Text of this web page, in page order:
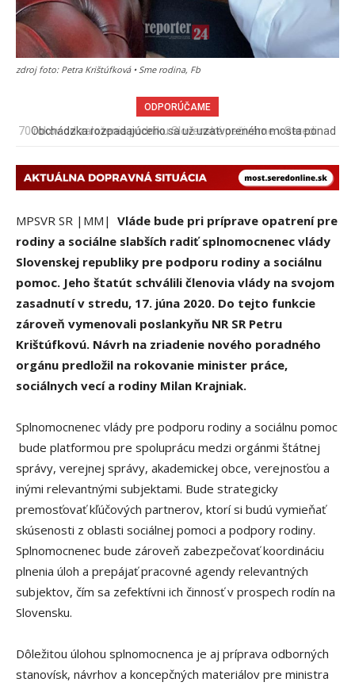
zdroj foto: Petra Krištúfková • Sme rodina, Fb
ODPORÚČAME
Obchádzka rozpadajúceho sa už uzatvoreného mosta ponad
MPSVR SR |MM| Vláde bude pri príprave opatrení pre
rodiny a sociálne slabších radiť splnomocnenec vlády
Slovenskej republiky pre podporu rodiny a sociálnu
pomoc. Jeho štatút schválili členovia vlády na svojom
zasadnutí v stredu, 17. júna 2020. Do tejto funkcie
zároveň vymenovali poslankyňu NR SR Petru
Krištúfkovú. Návrh na zriadenie nového poradného
orgánu predložil na rokovanie minister práce,
sociálnych vecí a rodiny Milan Krajniak.
Splnomocnenec vlády pre podporu rodiny a sociálnu pomoc
bude platformou pre spoluprácu medzi orgánmi štátnej
správy, verejnej správy, akademickej obce, verejnosťou a
inými relevantnými subjektami. Bude strategicky
premosťovať kľúčových partnerov, ktorí si budú vymieňať
skúsenosti z oblasti sociálnej pomoci a podpory rodiny.
Splnomocnenec bude zároveň zabezpečovať koordináciu
plnenia úloh a prepájať pracovné agendy relevantných
subjektov, čím sa zefektívni ich činnosť v prospech rodín na
Slovensku.
Dôležitou úlohou splnomocnenca je aj príprava odborných
stanovísk, návrhov a koncepčných materiálov pre ministra